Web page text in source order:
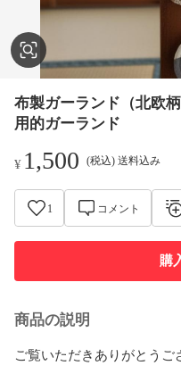
布製ガーランド（北欧
用的ガーランド
¥ 1,500 (税込) 送料込み
1 コメント
購
商品の説明
ご覧いただきありがとうご